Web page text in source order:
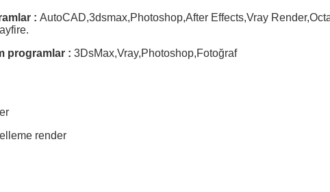
: AutoCAD,3dsmax,Photoshop,After Effects,Vray
programlar : 3DsMax,Vray,Photoshop,Fotoğraf
render